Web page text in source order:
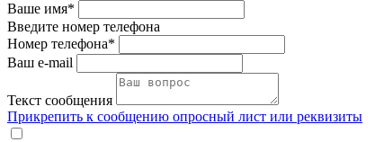
Ваше имя*
Введите номер телефона
Номер телефона*
Ваш e-mail
Текст сообщения
Прикрепить к сообщению опросный лист или реквизиты